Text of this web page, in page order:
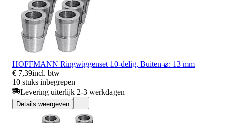
HOFFMANN Ringwiggenset 10-delig, Buiten-⌀: 13 mm
€ 7,39incl. btw
10 stuks inbegrepen
Levering uiterlijk 2-3 werkdagen
Details weergeven